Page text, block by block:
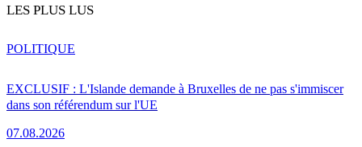
LES PLUS LUS
EXCLUSIF : L'Islande demande à Bruxelles de ne pas s'immiscer
dans son référendum sur l'UE
07.08.2026
POLITIQUE